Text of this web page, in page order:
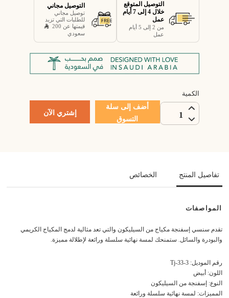
التوصيل المتوقع
خلال 4 إلى 7 أيام
عمل
من 2 إلى 5 أيام
عمل
التوصيل مجاني
توصيل مجاني
للطلبات التي تزيد
قيمتها عن 200
سعودي
الكمية
1
أضف إلى سلة
التسوق
إشتري الآن
تفاصيل المنتج الخصائص
المواصفات
تقدم سنسي إسفنجة مكياج من السيليكون والتي تعد مثالية لدمج المكياج الكريمي
والبودرة والسائل. ستمنحك لمسة نهائية سلسلة ورائعة لإطلالة مميزة.
رقم الموديل: Tj-33-3
اللون: أبيض
النوع: إسفنجة من السيليكون
المميزات: لمسة نهائية سلسلة ورائعة